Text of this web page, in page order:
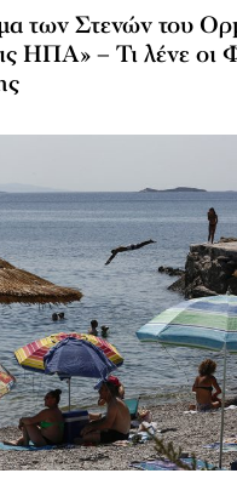
των Στενών του
ΗΠΑ» – Τι λένε οι